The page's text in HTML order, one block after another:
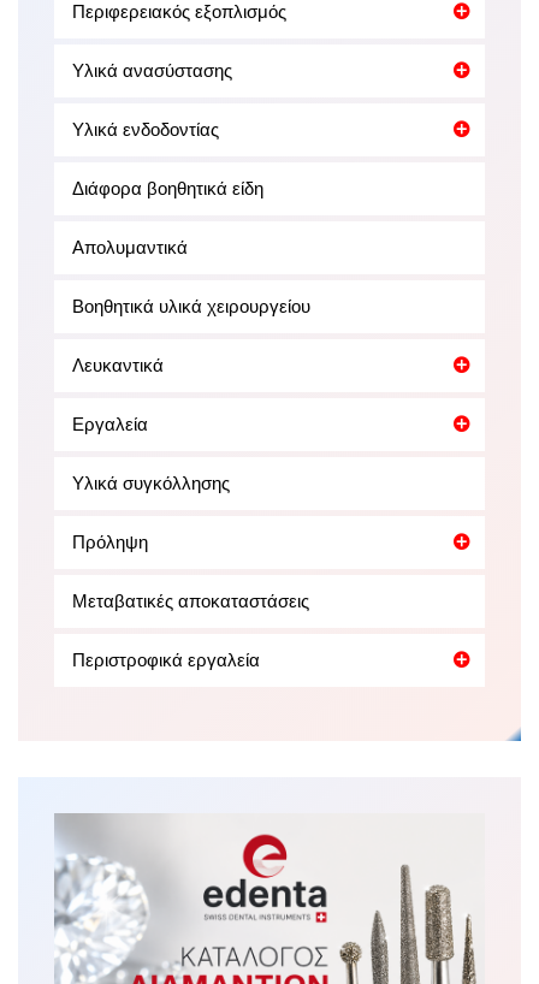
Περιφερειακός εξοπλισμός
Υλικά ανασύστασης
Υλικά ενδοδοντίας
Διάφορα βοηθητικά είδη
Απολυμαντικά
Βοηθητικά υλικά χειρουργείου
Λευκαντικά
Εργαλεία
Υλικά συγκόλλησης
Πρόληψη
Μεταβατικές αποκαταστάσεις
Περιστροφικά εργαλεία